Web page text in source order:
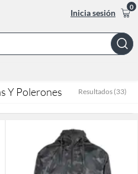
Inicia sesión
0
Bar
Y Polerones Resultados (33)